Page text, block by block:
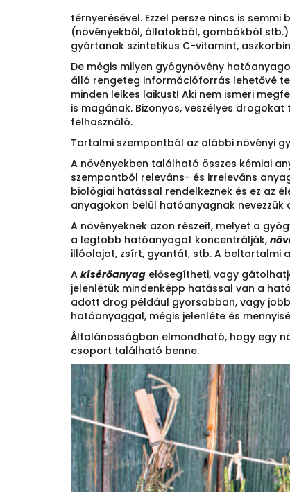
térnyerésével. Ezzel persze nincs is
(növényekből, állatokból, gombákból
gyártanak szintetikus C-vitamint,
De mégis milyen gyógynövény
álló rengeteg információforrás lehetővé
minden lelkes laikust! Aki nem ismeri
is magának. Bizonyos, veszélyes
felhasználó.
Tartalmi szempontból az alábbi növényi
A növényekben található összes kémiai
szempontból releváns- és irreleváns
biológiai hatással rendelkeznek és ez az
anyagokon belül hatóanyagnak
A növényeknek azon részeit, melyet a
a legtöbb hatóanyagot koncentrálják,
illóolajat, zsírt, gyantát, stb. A beltartalmi
A kísérőanyag elősegítheti, vagy
jelenlétük mindenképp hatással van a
adott drog például gyorsabban, vagy
hatóanyaggal, mégis jelenléte és
Általánosságban elmondható, hogy egy
csoport található benne.